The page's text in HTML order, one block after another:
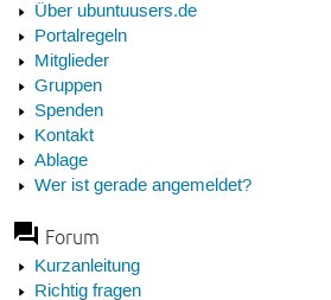
Über ubuntuusers.de
Portalregeln
Mitglieder
Gruppen
Spenden
Kontakt
Ablage
Wer ist gerade angemeldet?
Forum
Kurzanleitung
Richtig fragen